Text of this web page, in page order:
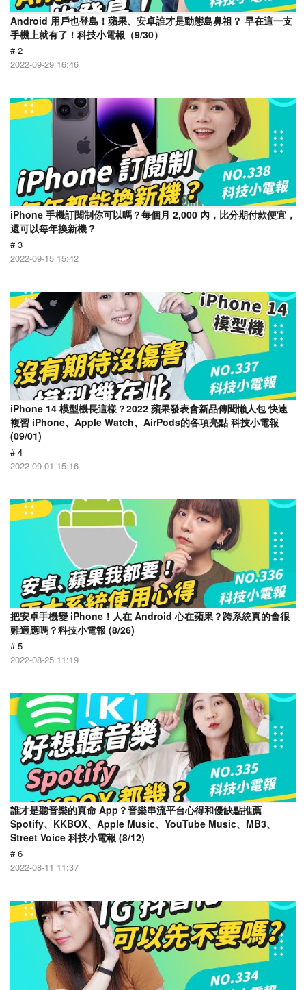
Android 用戶也登島！蘋果、安卓誰才是動態島鼻祖？ 早在這一支
手機上就有了！科技小電報（9/30）
# 2
2022-09-29 16:46
iPhone 手機訂閱制你可以嗎？每個月 2,000 內，比分期付款便宜，
還可以每年換新機？
# 3
2022-09-15 15:42
iPhone 14 模型機長這樣？2022 蘋果發表會新品傳聞懶人包 快速
複習 iPhone、Apple Watch、AirPods的各項亮點 科技小電報
(09/01)
# 4
2022-09-01 15:16
把安卓手機變 iPhone！人在 Android 心在蘋果？跨系統真的會很
難適應嗎？科技小電報 (8/26)
# 5
2022-08-25 11:19
誰才是聽音樂的真命 App？音樂串流平台心得和優缺點推薦
Spotify、KKBOX、Apple Music、YouTube Music、MB3、
Street Voice 科技小電報 (8/12)
# 6
2022-08-11 11:37